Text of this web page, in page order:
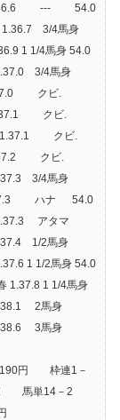
1.36.6 --- 54.0
3/4馬身
1 1/4馬身 54.0
3/4馬身
クビ.
クビ.
クビ.
クビ.
3/4馬身
ハナ 54.0
アタマ
1/2馬身
1 1/2馬身 54.0
1 1/4馬身
2馬身
3馬身
円 枠連1－
馬単14－2